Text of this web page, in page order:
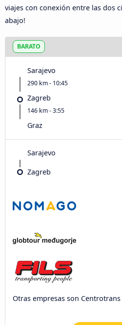
viajes con conexión entre las dos
abajo!
BARATO
Sarajevo
290 km - 10:45
Zagreb
146 km - 3:55
Graz
Sarajevo
Zagreb
Otras empresas son Centrotrans